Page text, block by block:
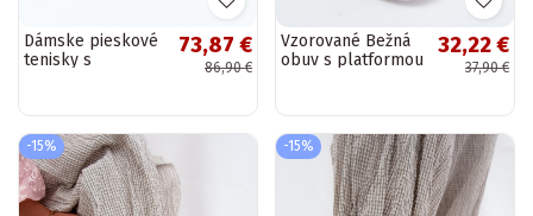
Dámske pieskové
tenisky s
73,87 €
86,90 €
Vzorované Bežná
obuv s platformou
32,22 €
37,90 €
-15% -15%